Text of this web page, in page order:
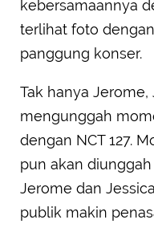
kebersamaannya
terlihat foto
panggung konser.
Tak hanya
mengunggah
dengan NCT 127.
pun akan
Jerome dan
publik makin